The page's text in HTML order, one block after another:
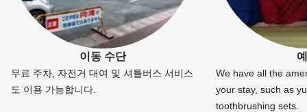
이동 수단
무료 주차, 자전거 대여 및 셔틀버스 서비스
도 이용 가능합니다.
We have all the
your stay, such as
toothbrushing sets.